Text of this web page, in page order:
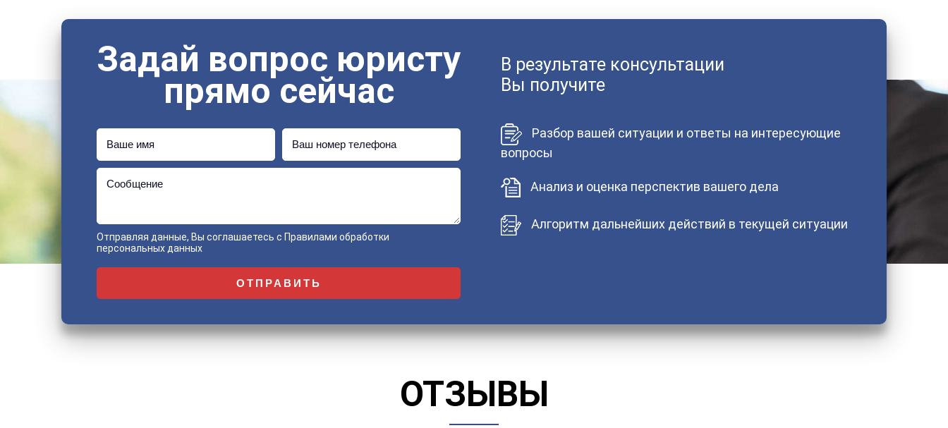
Задай вопрос юристу
прямо сейчас
Ваше имя Ваш номер телефона
Сообщение
Отправляя данные, Вы соглашаетесь с Правилами обработки
персональных данных
В результате консультации
Вы получите
Разбор вашей ситуации и ответы на интересующие
вопросы
Анализ и оценка перспектив вашего дела
Алгоритм дальнейших действий в текущей ситуации
ОТЗЫВЫ